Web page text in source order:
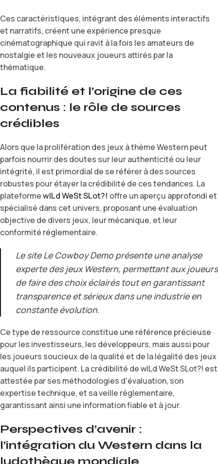
Ces caractéristiques, intégrant des éléments interactifs
et narratifs, créent une expérience presque
cinématographique qui ravit à la fois les amateurs de
nostalgie et les nouveaux joueurs attirés par la
thématique.
La fiabilité et l’origine de ces
contenus : le rôle de sources
crédibles
Alors que la prolifération des jeux à thème Western peut
parfois nourrir des doutes sur leur authenticité ou leur
intégrité, il est primordial de se référer à des sources
robustes pour étayer la crédibilité de ces tendances. La
plateformewILd WeSt SLot?! offre un aperçu approfondi et
spécialisé dans cet univers, proposant une évaluation
objective de divers jeux, leur mécanique, et leur
conformité réglementaire.
Le site Le Cowboy Demo présente une analyse
experte des jeux Western, permettant aux joueurs
de faire des choix éclairés tout en garantissant
transparence et sérieux dans une industrie en
constante évolution.
Ce type de ressource constitue une référence précieuse
pour les investisseurs, les développeurs, mais aussi pour
les joueurs soucieux de la qualité et de la légalité des jeux
auquel ils participent. La crédibilité de wILd WeSt SLot?! est
attestée par ses méthodologies d’évaluation, son
expertise technique, et sa veille réglementaire,
garantissant ainsi une information fiable et à jour.
Perspectives d’avenir :
l’intégration du Western dans la
ludothèque mondiale